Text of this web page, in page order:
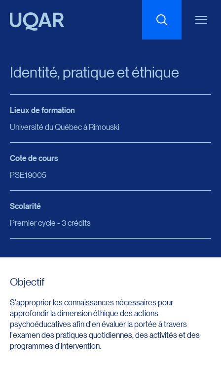
Taille du texte
Espacement du texte
Identité, pratique et éthique
Lieux de formation
Université du Québec à Rimouski
Cote de cours
PSE19005
Scolarité
Premier cycle - 3 crédits
Objectif
S'approprier les connaissances nécessaires pour
approfondir la dimension éthique des actions
psychoéducatives afin d'en évaluer la portée à travers
l'examen des pratiques quotidiennes, des activités et des
programmes d'intervention.